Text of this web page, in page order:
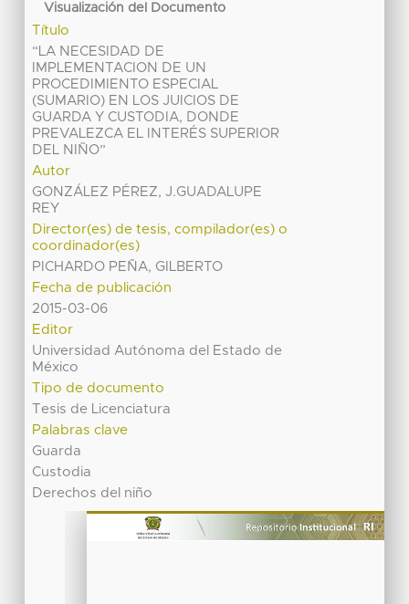
Visualización del Documento
Título
“LA NECESIDAD DE
IMPLEMENTACION DE UN
PROCEDIMIENTO ESPECIAL
(SUMARIO) EN LOS JUICIOS DE
GUARDA Y CUSTODIA, DONDE
PREVALEZCA EL INTERÉS SUPERIOR
DEL NIÑO”
Autor
GONZÁLEZ PÉREZ, J.GUADALUPE
REY
Director(es) de tesis, compilador(es) o
coordinador(es)
PICHARDO PEÑA, GILBERTO
Fecha de publicación
2015-03-06
Editor
Universidad Autónoma del Estado de
México
Tipo de documento
Tesis de Licenciatura
Palabras clave
Guarda
Custodia
Derechos del niño